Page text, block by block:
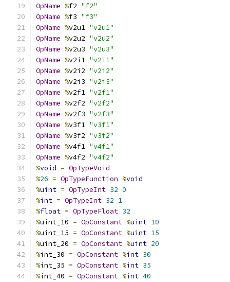
OpName %f2 "f2"
OpName %f3 "f3"
OpName %v2u1 "v2u1"
OpName %v2u2 "v2u2"
OpName %v2u3 "v2u3"
OpName %v2i1 "v2i1"
OpName %v2i2 "v2i2"
OpName %v2i3 "v2i3"
OpName %v2f1 "v2f1"
OpName %v2f2 "v2f2"
OpName %v2f3 "v2f3"
OpName %v3f1 "v3f1"
OpName %v3f2 "v3f2"
OpName %v4f1 "v4f1"
OpName %v4f2 "v4f2"
%void = OpTypeVoid
%26 = OpTypeFunction %void
%uint = OpTypeInt 32 0
%int = OpTypeInt 32 1
%float = OpTypeFloat 32
%uint_10 = OpConstant %uint 10
%uint_15 = OpConstant %uint 15
%uint_20 = OpConstant %uint 20
%int_30 = OpConstant %int 30
%int_35 = OpConstant %int 35
%int_40 = OpConstant %int 40